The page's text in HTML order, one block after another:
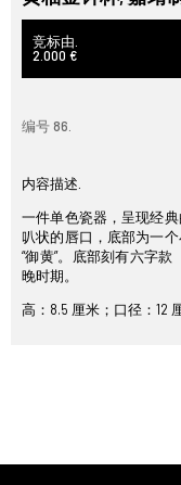
竞标由.
2.000 €
编号 86.
内容描述.
一件单色瓷器，呈现经
叭状的唇口，底部为一
“御黄”。底部刻有六字款
晚时期。
高：8.5 厘米；口径：12